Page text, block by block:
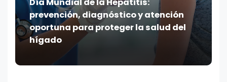
prevención, diagnóstico y atención
oportuna para proteger la salud del
hígado